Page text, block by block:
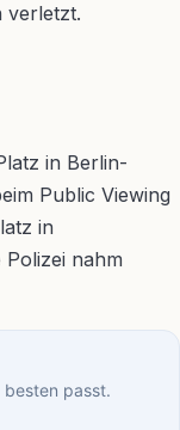
verletzt.
in
nahm
besten passt.